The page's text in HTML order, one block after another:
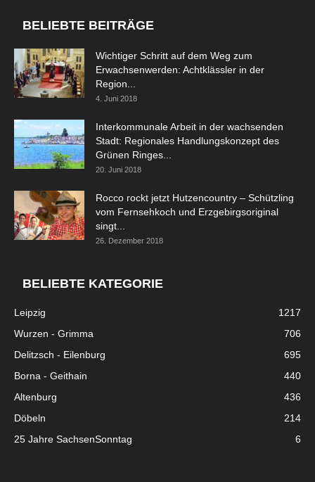
BELIEBTE BEITRÄGE
Wichtiger Schritt auf dem Weg zum
Erwachsenwerden: Achtklässler in der
Region...
4. Juni 2018
Interkommunale Arbeit in der wachsenden
Stadt: Regionales Handlungskonzept des
Grünen Ringes...
20. Juni 2018
Rocco rockt jetzt Hutzencountry – Schützling
vom Fernsehkoch und Erzgebirgsoriginal
singt...
26. Dezember 2018
BELIEBTE KATEGORIE
Leipzig
1217
Wurzen - Grimma
706
Delitzsch - Eilenburg
695
Borna - Geithain
440
Altenburg
436
Döbeln
214
25 Jahre SachsenSonntag
6